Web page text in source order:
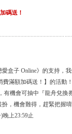
碼送！
子 Online》的支持，我
費滿額加碼送！】的活動
機會可抽中『龍舟兌換
，機會難得，趕緊把握唷
晚上23:59止